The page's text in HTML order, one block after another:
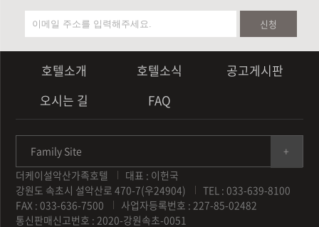
신청
호텔소개 호텔소식
공고게시판
오시는 길
FAQ
Family Site
더케이설악산가족호텔
대표 : 이헌국
강원도 속초시 설악산로 470-7(우24904)
TEL : 033-639-8100
FAX : 033-636-7500
사업자등록번호 : 227-85-02482
통신판매신고번호 : 2020-강원속초-0051